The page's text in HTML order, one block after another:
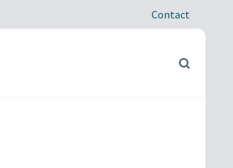
Contact